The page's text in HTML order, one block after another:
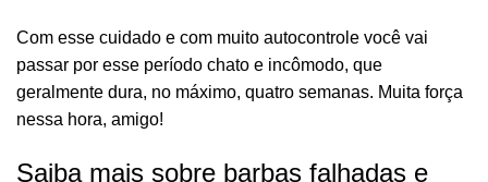
Com esse cuidado e com muito autocontrole você vai
passar por esse período chato e incômodo, que
geralmente dura, no máximo, quatro semanas. Muita força
nessa hora, amigo!
Saiba mais sobre barbas falhadas e